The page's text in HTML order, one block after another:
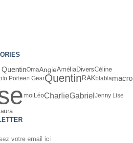
OmaAngieAméliaDiversCéline
Porteen GearQuentin RAKblablamacro
moi LéoCharlieGabrielJenny Lise